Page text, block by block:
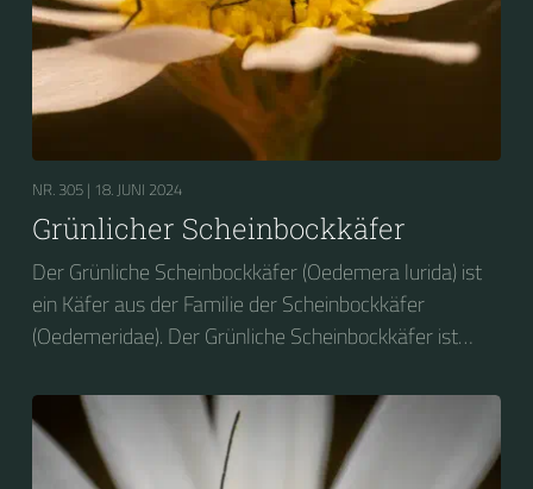
NR. 305 | 18. JUNI 2024
Grünlicher Scheinbockkäfer
Der Grünliche Scheinbockkäfer (Oedemera lurida) ist
ein Käfer aus der Familie der Scheinbockkäfer
(Oedemeridae). Der Grünliche Scheinbockkäfer ist
Scheinbockkäfer (Oedemera nobilis).